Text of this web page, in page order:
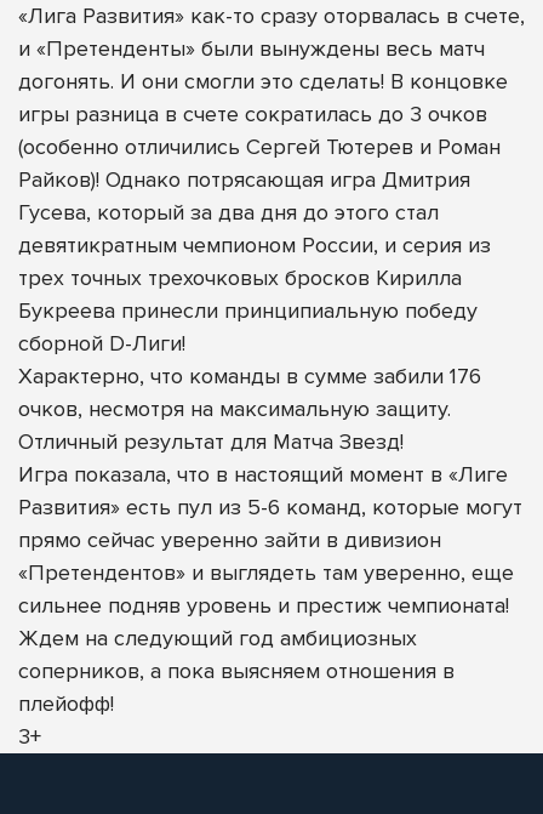
«Лига Развития» как-то сразу оторвалась в счете,
и «Претенденты» были вынуждены весь матч
догонять. И они смогли это сделать! В концовке
игры разница в счете сократилась до 3 очков
(особенно отличились Сергей Тютерев и Роман
Райков)! Однако потрясающая игра Дмитрия
Гусева, который за два дня до этого стал
девятикратным чемпионом России, и серия из
трех точных трехочковых бросков Кирилла
Букреева принесли принципиальную победу
сборной D-Лиги!
Характерно, что команды в сумме забили 176
очков, несмотря на максимальную защиту.
Отличный результат для Матча Звезд!
Игра показала, что в настоящий момент в «Лиге
Развития» есть пул из 5-6 команд, которые могут
прямо сейчас уверенно зайти в дивизион
«Претендентов» и выглядеть там уверенно, еще
сильнее подняв уровень и престиж чемпионата!
Ждем на следующий год амбициозных
соперников, а пока выясняем отношения в
плейофф!
3+